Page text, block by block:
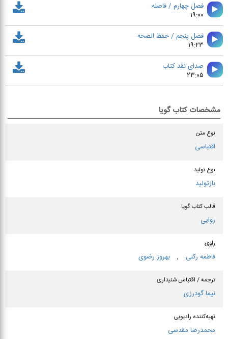
فصل چهارم / فاصله
۱۹:۰۰
فصل پنجم / حفظ الصحه
۱۹:۲۳
صدای نقد کتاب
۲۳:۰۵
مشخصات کتاب گویا
نوع متن
اقتباسی
نوع تولید
بازتولید
قالب کتاب گویا
روایی
راوی
فاطمه ركنی , بهروز رضوی
ترجمه / اقتباس شنیداری
نیما گودرزی
تهیه‌کننده رادیویی
محمدرضا مقدسی